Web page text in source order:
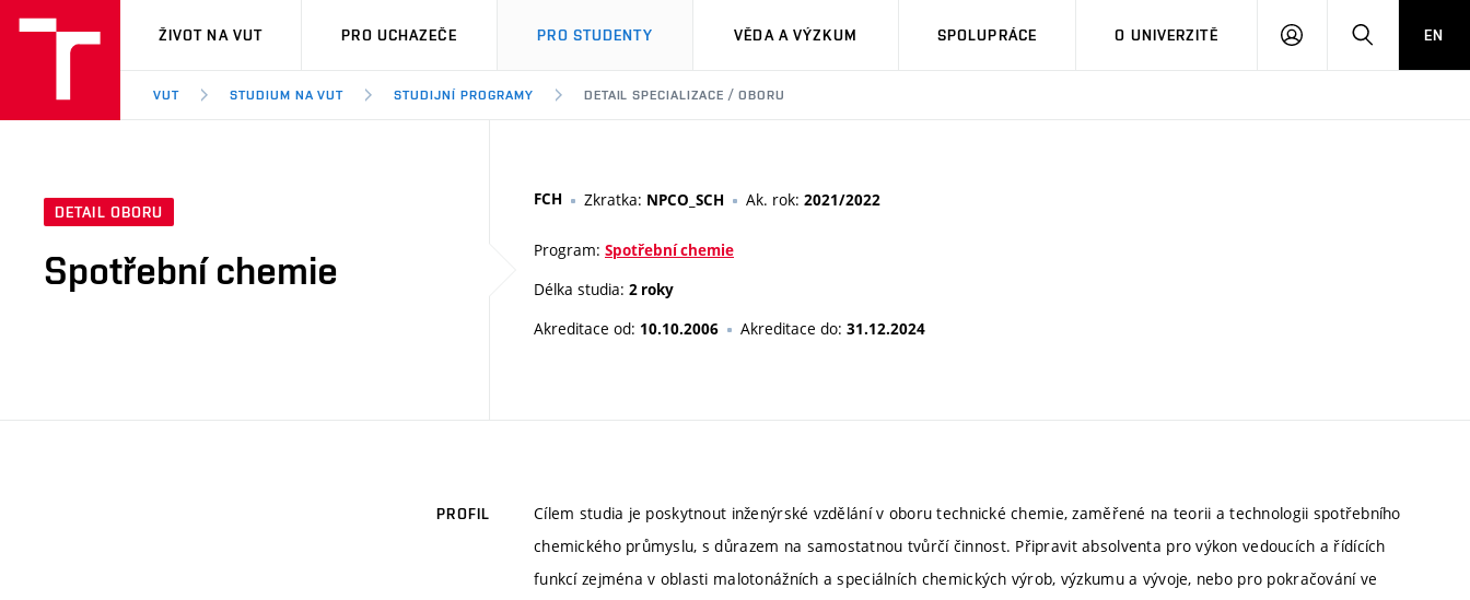
VUT
ŽIVOT NA VUT PRO UCHAZEČE PRO STUDENTY VĚDA A VÝZKUM SPOLUPRÁCE O UNIVERZITĚ
PŘIHLÁSIT HLEDATEN
VUT STUDIUM NA VUT STUDIJNÍ PROGRAMY DETAIL SPECIALIZACE / OBORU
DETAIL OBORU
Spotřební chemie
FCH Zkratka: NPCO_SCH Ak. rok: 2021/2022
Program: Spotřební chemie
Délka studia: 2 roky
Akreditace od: 10.10.2006 Akreditace do: 31.12.2024
PROFIL
Cílem studia je poskytnout inženýrské vzdělání v oboru technické chemie, zaměřené na teorii a technologii spotřebního
chemického průmyslu, s důrazem na samostatnou tvůrčí činnost. Připravit absolventa pro výkon vedoucích a řídících
funkcí zejména v oblasti malotonážních a speciálních chemických výrob, výzkumu a vývoje, nebo pro pokračování ve